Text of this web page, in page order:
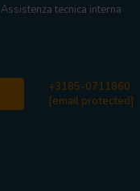
Assistenza tecnica interna
+3185-0711860
[email protected]